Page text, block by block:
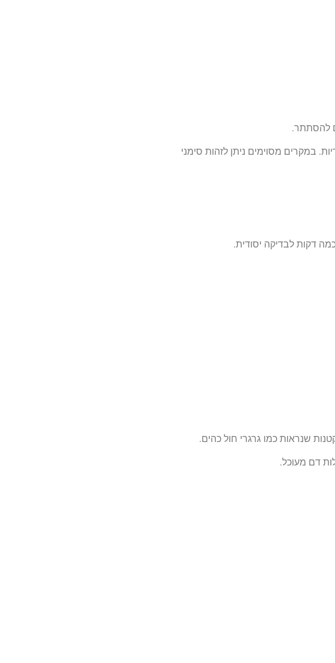
להסתתר.
במקרים מסוימים ניתן לזהות סימני
דקות לבדיקה יסודית.
שנראות כמו גרגרי חול כהים.
דם מעוכל.